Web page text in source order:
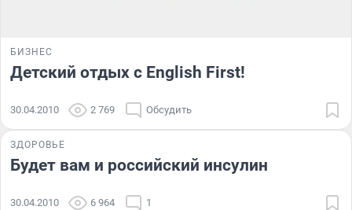
БИЗНЕС
Детский отдых с English First!
30.04.2010 2 769 Обсудить
ЗДОРОВЬЕ
Будет вам и российский инсулин
30.04.2010 6 964 1